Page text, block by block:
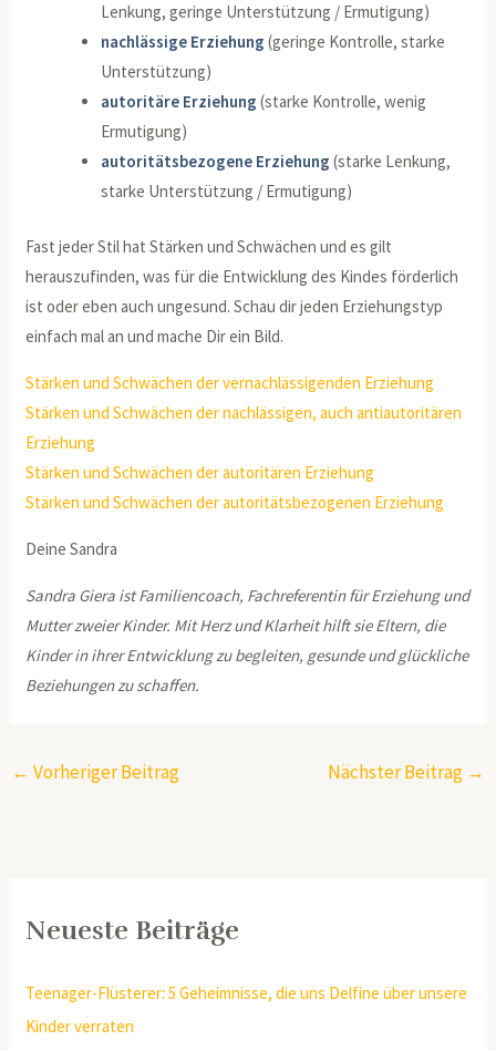
Lenkung, geringe Unterstützung / Ermutigung)
nachlässige Erziehung (geringe Kontrolle, starke
Unterstützung)
autoritäre Erziehung (starke Kontrolle, wenig
Ermutigung)
autoritätsbezogene Erziehung (starke Lenkung,
starke Unterstützung / Ermutigung)
Fast jeder Stil hat Stärken und Schwächen und es gilt
herauszufinden, was für die Entwicklung des Kindes förderlich
ist oder eben auch ungesund. Schau dir jeden Erziehungstyp
einfach mal an und mache Dir ein Bild.
Stärken und Schwächen der vernachlässigenden Erziehung
Stärken und Schwächen der nachlässigen, auch antiautoritären
Erziehung
Stärken und Schwächen der autoritären Erziehung
Stärken und Schwächen der autoritätsbezogenen Erziehung
Deine Sandra
Sandra Giera ist Familiencoach, Fachreferentin für Erziehung und
Mutter zweier Kinder. Mit Herz und Klarheit hilft sie Eltern, die
Kinder in ihrer Entwicklung zu begleiten, gesunde und glückliche
Beziehungen zu schaffen.
← Vorheriger Beitrag Nächster Beitrag →
Neueste Beiträge
Teenager-Flüsterer: 5 Geheimnisse, die uns Delfine über unsere
Kinder verraten